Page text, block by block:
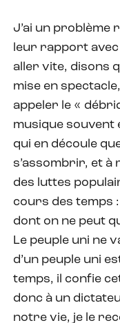
J’ai un
leur rapport
aller vite, disons
mise en
appeler le «
musique souvent
qui en découle
s’assombrir, et à
des luttes
cours des temps
dont on ne peut
Le peuple uni ne
d’un peuple uni
temps, il confie
donc à un
notre vie, je le